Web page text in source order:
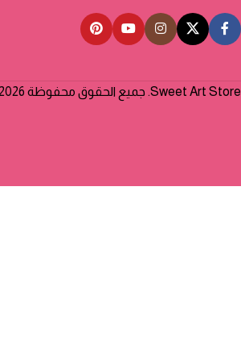
Sweet Art Store. جميع الحقوق محفوظة 2026©